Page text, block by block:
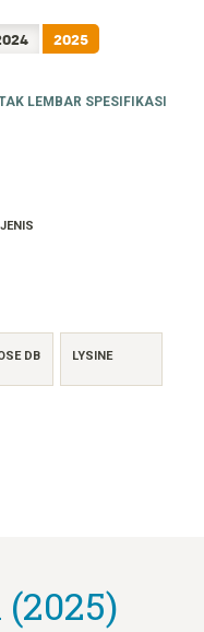
2025
LEMBAR SPESIFIKASI
DB LYSINE